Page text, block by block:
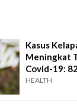
Kasus
Meningkat
Covid-19:
Dampak
HEALTH